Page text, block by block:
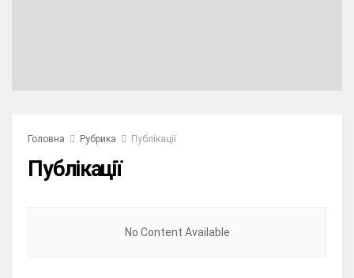
Головна Рубрика Публікації
Публікації
No Content Available